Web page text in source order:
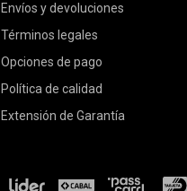
Envíos y devoluciones
Términos legales
Opciones de pago
Política de calidad
Extensión de Garantía